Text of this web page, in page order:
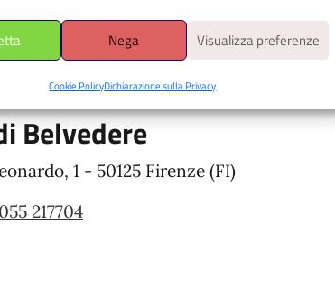
Nega Visualizza preferenze
Cookie PolicyDichiarazione sulla Privacy
Belvedere
1 - 50125 Firenze (FI)
055 217704